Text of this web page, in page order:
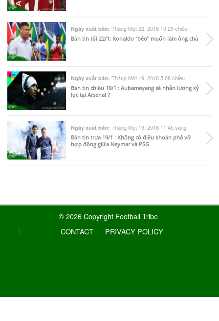
Ngày xuất bản: Tháng Một 22, 2018 10:29 chiều
Bản tin tối 22/1: Ronaldo “béo” muốn làm ông chủ
Ngày xuất bản: Tháng Một 19, 2018 5:08 chiều
Bản tin chiều 19/1 : Aubameyang sẽ nhận lương kỷ
lục tại Arsenal ?
Ngày xuất bản: Tháng Một 19, 2018 11:45 sáng
Bản tin trưa 19/1 : Không có điều khoản phá vỡ
hợp đồng giữa Neymar và PSG
© 2026 Copyright Football Tribe
CONTACT
PRIVACY POLICY